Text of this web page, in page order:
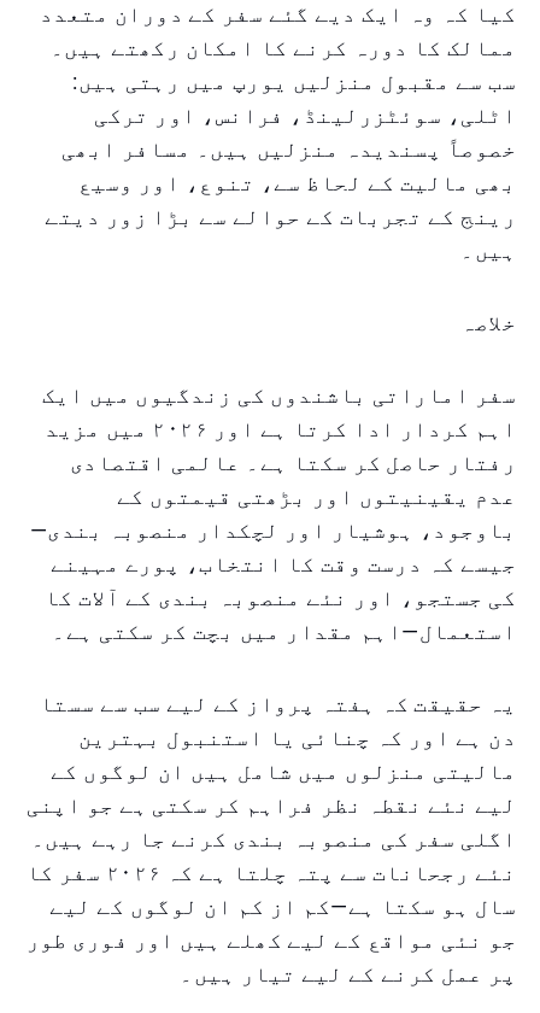
کیا کہ وہ ایک دیے گئے سفر کے دوران متعدد
ممالک کا دورہ کرنے کا امکان رکھتے ہیں۔
سب سے مقبول منزلیں یورپ میں رہتی ہیں:
اٹلی، سوئٹزرلینڈ، فرانس، اور ترکی
خصوصاً پسندیدہ منزلیں ہیں۔ مسافر ابھی
بھی مالیت کے لحاظ سے، تنوع، اور وسیع
رینج کے تجربات کے حوالے سے بڑا زور دیتے
ہیں۔
خلاصہ
سفر اماراتی باشندوں کی زندگیوں میں ایک
اہم کردار ادا کرتا ہے اور ۲۰۲۶ میں مزید
رفتار حاصل کر سکتا ہے۔ عالمی اقتصادی
عدم یقینیتوں اور بڑھتی قیمتوں کے
باوجود، ہوشيار اور لچکدار منصوبہ بندی—
جیسے کہ درست وقت کا انتخاب، پورے مہینے
کی جستجو، اور نئے منصوبہ بندی کے آلات کا
استعمال—اہم مقدار میں بچت کر سکتی ہے۔
یہ حقیقت کہ ہفتہ پرواز کے لیے سب سے سستا
دن ہے اور کہ چنائی یا استنبول بہترین
مالیتی منزلوں میں شامل ہیں ان لوگوں کے
لیے نئے نقطہ نظر فراہم کر سکتی ہے جو اپنی
اگلی سفر کی منصوبہ بندی کرنے جا رہے ہیں۔
نئے رجحانات سے پتہ چلتا ہے کہ ۲۰۲۶ سفر کا
سال ہو سکتا ہے—کم از کم ان لوگوں کے لیے
جو نئی مواقع کے لیے کھلے ہیں اور فوری طور
پر عمل کرنے کے لیے تیار ہیں۔